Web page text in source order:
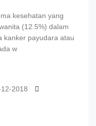
2018
kesehatan yang
(12.5%) dalam
kanker payudara atau
w